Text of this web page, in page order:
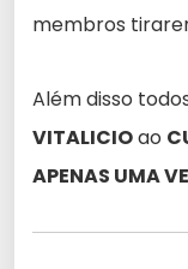
membros
Além disso
VITALICIOao
APENAS UMA